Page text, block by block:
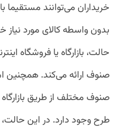
خریداران می‌توانند مستقیما
بدون واسطه کالای مورد نیاز
حالت، بازارگاه یا فروشگاه
صنوف ارائه می‌کند. همچنین
صنوف مختلف از طریق
طرح وجود دارد. در این